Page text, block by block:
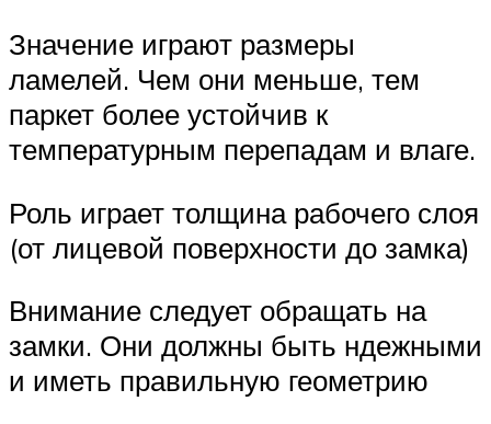
Значение играют размеры
ламелей. Чем они меньше, тем
паркет более устойчив к
температурным перепадам и влаге.
Роль играет толщина рабочего слоя
(от лицевой поверхности до замка)
Внимание следует обращать на
замки. Они должны быть ндежными
и иметь правильную геометрию